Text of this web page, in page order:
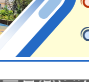
度閱讀
智慧